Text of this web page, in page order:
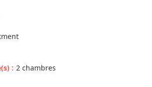
: 2 chambres